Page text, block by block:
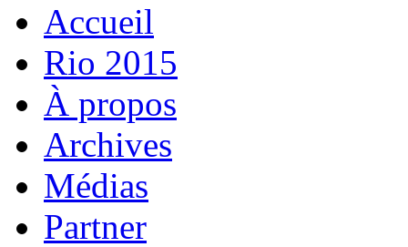
Accueil
Rio 2015
À propos
Archives
Médias
Partner